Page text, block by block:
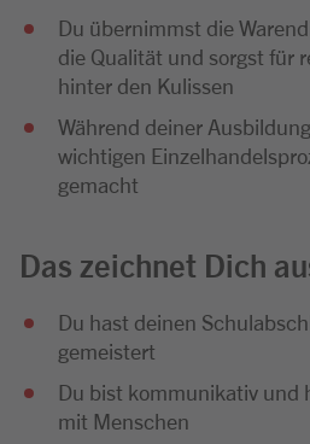
Du übernimmst die
die Qualität und sorgst für
hinter den Kulissen
Während deiner
wichtigen
gemacht
Das zeichnet Dich
Du hast deinen
gemeistert
Du bist kommunikativ und
mit Menschen